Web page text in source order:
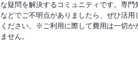
な疑問を解決するコミュニティです。専門
などでご不明点がありましたら、ぜひ活用
ください。※ご利用に際して費用は一切か
ません。